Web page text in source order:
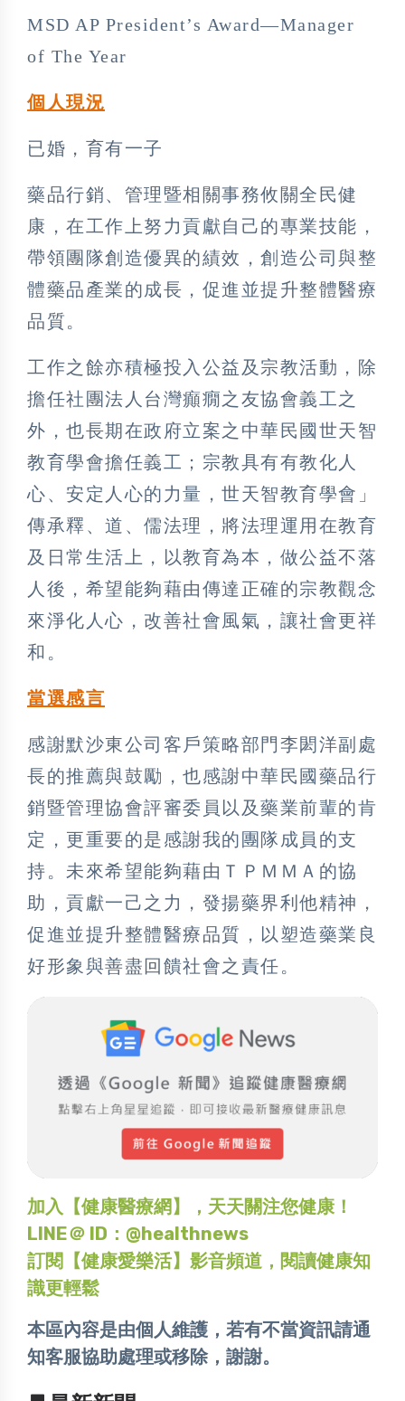
MSD AP President’s Award—Manager
of The Year
個人現況
已婚，育有一子
藥品行銷、管理暨相關事務攸關全民健
康，在工作上努力貢獻自己的專業技能，
帶領團隊創造優異的績效，創造公司與整
體藥品產業的成長，促進並提升整體醫療
品質。
工作之餘亦積極投入公益及宗教活動，除
擔任社團法人台灣癲癇之友協會義工之
外，也長期在政府立案之中華民國世天智
教育學會擔任義工；宗教具有有教化人
心、安定人心的力量，世天智教育學會」
傳承釋、道、儒法理，將法理運用在教育
及日常生活上，以教育為本，做公益不落
人後，希望能夠藉由傳達正確的宗教觀念
來淨化人心，改善社會風氣，讓社會更祥
和。
當選感言
感謝默沙東公司客戶策略部門李閎洋副處
長的推薦與鼓勵，也感謝中華民國藥品行
銷暨管理協會評審委員以及藥業前輩的肯
定，更重要的是感謝我的團隊成員的支
持。未來希望能夠藉由ＴＰＭＭＡ的協
助，貢獻一己之力，發揚藥界利他精神，
促進並提升整體醫療品質，以塑造藥業良
好形象與善盡回饋社會之責任。
加入【健康醫療網】，天天關注您健康！
LINE＠ ID：@healthnews
訂閱【健康愛樂活】影音頻道，閱讀健康知
識更輕鬆
本區內容是由個人維護，若有不當資訊請通
知客服協助處理或移除，謝謝。